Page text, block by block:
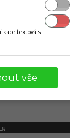
textová s
vše